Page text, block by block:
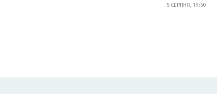
5 СЕРПНЯ, 19:50